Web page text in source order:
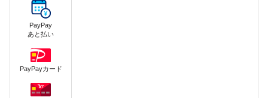
PayPay
あと払い
PayPayカード